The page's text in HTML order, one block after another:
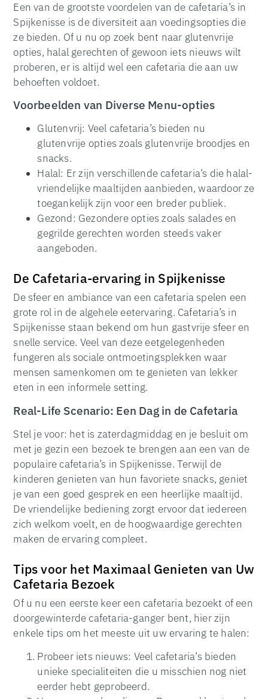
Een van de grootste voordelen van de cafetaria’s in
Spijkenisse is de diversiteit aan voedingsopties die
ze bieden. Of u nu op zoek bent naar glutenvrije
opties, halal gerechten of gewoon iets nieuws wilt
proberen, er is altijd wel een cafetaria die aan uw
behoeften voldoet.
Voorbeelden van Diverse Menu-opties
Glutenvrij: Veel cafetaria’s bieden nu
glutenvrije opties zoals glutenvrije broodjes en
snacks.
Halal: Er zijn verschillende cafetaria’s die halal-
vriendelijke maaltijden aanbieden, waardoor ze
toegankelijk zijn voor een breder publiek.
Gezond: Gezondere opties zoals salades en
gegrilde gerechten worden steeds vaker
aangeboden.
De Cafetaria-ervaring in Spijkenisse
De sfeer en ambiance van een cafetaria spelen een
grote rol in de algehele eetervaring. Cafetaria’s in
Spijkenisse staan bekend om hun gastvrije sfeer en
snelle service. Veel van deze eetgelegenheden
fungeren als sociale ontmoetingsplekken waar
mensen samenkomen om te genieten van lekker
eten in een informele setting.
Real-Life Scenario: Een Dag in de Cafetaria
Stel je voor: het is zaterdagmiddag en je besluit om
met je gezin een bezoek te brengen aan een van de
populaire cafetaria’s in Spijkenisse. Terwijl de
kinderen genieten van hun favoriete snacks, geniet
je van een goed gesprek en een heerlijke maaltijd.
De vriendelijke bediening zorgt ervoor dat iedereen
zich welkom voelt, en de hoogwaardige gerechten
maken de ervaring compleet.
Tips voor het Maximaal Genieten van Uw
Cafetaria Bezoek
Of u nu een eerste keer een cafetaria bezoekt of een
doorgewinterde cafetaria-ganger bent, hier zijn
enkele tips om het meeste uit uw ervaring te halen:
Probeer iets nieuws: Veel cafetaria’s bieden
unieke specialiteiten die u misschien nog niet
eerder hebt geprobeerd.